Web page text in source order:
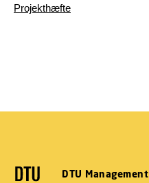
Projekthæfte
DTU Management